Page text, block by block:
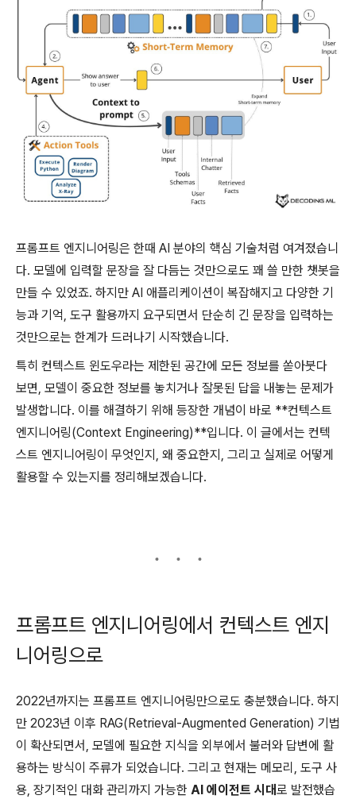
프롬프트 엔지니어링은 한때 AI 분야의 핵심 기술처럼 여겨졌습니
다. 모델에 입력할 문장을 잘 다듬는 것만으로도 꽤 쓸 만한 챗봇을
만들 수 있었죠. 하지만 AI 애플리케이션이 복잡해지고 다양한 기
능과 기억, 도구 활용까지 요구되면서 단순히 긴 문장을 입력하는
것만으로는 한계가 드러나기 시작했습니다.
특히 컨텍스트 윈도우라는 제한된 공간에 모든 정보를 쏟아붓다
보면, 모델이 중요한 정보를 놓치거나 잘못된 답을 내놓는 문제가
발생합니다. 이를 해결하기 위해 등장한 개념이 바로 **컨텍스트
엔지니어링(Context Engineering)**입니다. 이 글에서는 컨텍
스트 엔지니어링이 무엇인지, 왜 중요한지, 그리고 실제로 어떻게
활용할 수 있는지를 정리해보겠습니다.
프롬프트 엔지니어링에서 컨텍스트 엔지
니어링으로
2022년까지는 프롬프트 엔지니어링만으로도 충분했습니다. 하지
만 2023년 이후 RAG(Retrieval-Augmented Generation) 기법
이 확산되면서, 모델에 필요한 지식을 외부에서 불러와 답변에 활
용하는 방식이 주류가 되었습니다. 그리고 현재는 메모리, 도구 사
용, 장기적인 대화 관리까지 가능한 AI 에이전트 시대로 발전했습